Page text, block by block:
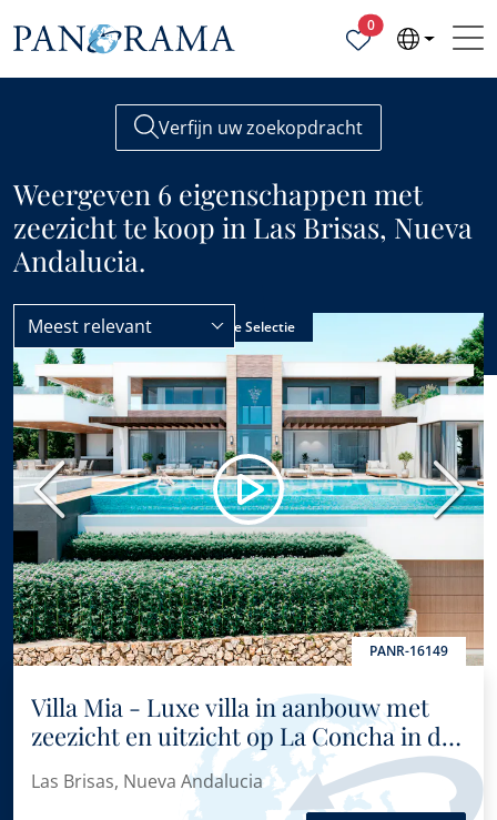
0Geselecteerde
Verfijn uw zoekopdracht
Weergeven 6 eigenschappen met
zeezicht te koop in Las Brisas, Nueva
Andalucia.
Zeezicht
Meest relevant
Vorige
Enig agentschap Onze Selectie
PANR-16149
Villa Mia - Luxe villa in aanbouw met
zeezicht en uitzicht op La Concha in de
Golfvallei
Las Brisas, Nueva Andalucia